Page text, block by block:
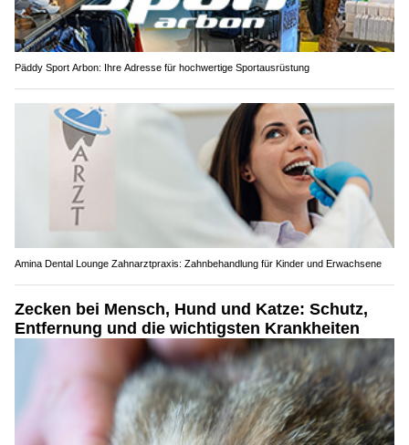
Päddy Sport Arbon: Ihre Adresse für hochwertige Sportausrüstung
Amina Dental Lounge Zahnarztpraxis: Zahnbehandlung für Kinder und Erwachsene
Zecken bei Mensch, Hund und Katze: Schutz,
Entfernung und die wichtigsten Krankheiten